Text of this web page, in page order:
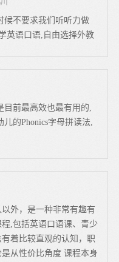
候不要求我们听听力做
英语口语,自由选择外教
前最高效也最有用的,
的Phonics字母拼读法,
外，是一种非常有趣有
,包括英语口语课、青少
着比较直观的认知，职
从性价比角度 课程本身